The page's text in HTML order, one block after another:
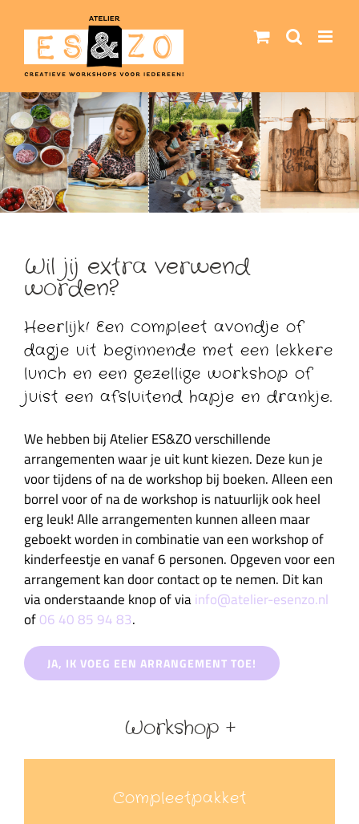
naar
inhoud
Wil jij extra verwend
worden?
Heerlijk! Een compleet avondje of
dagje uit beginnende met een lekkere
lunch en een gezellige workshop of
juist een afsluitend hapje en drankje.
We hebben bij Atelier ES&ZO verschillende
arrangementen waar je uit kunt kiezen. Deze kun je
voor tijdens of na de workshop bij boeken. Alleen een
borrel voor of na de workshop is natuurlijk ook heel
erg leuk! Alle arrangementen kunnen alleen maar
geboekt worden in combinatie van een workshop of
kinderfeestje en vanaf 6 personen. Opgeven voor een
arrangement kan door contact op te nemen. Dit kan
via onderstaande knop of viainfo@atelier-esenzo.nl
of06 40 85 94 83.
JA, IK VOEG EEN ARRANGEMENT TOE!
Workshop +
Compleetpakket